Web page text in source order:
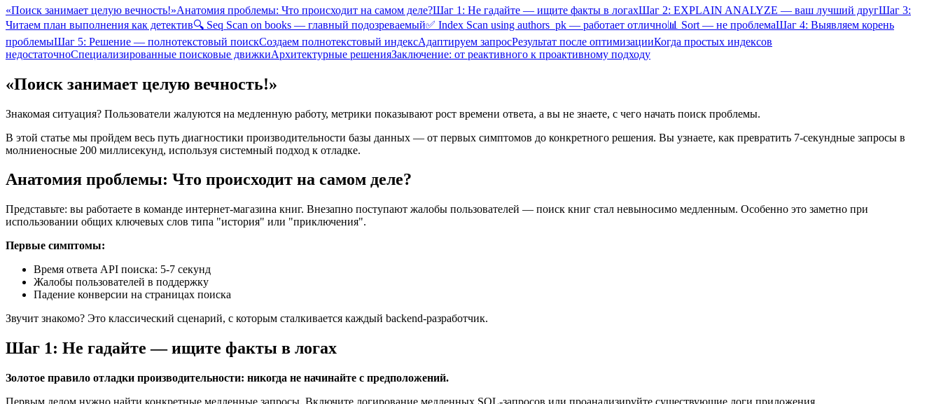
«Поиск занимает целую вечность!»Анатомия проблемы: Что происходит на самом деле?Шаг 1: Не гадайте — ищите факты в логахШаг 2: EXPLAIN ANALYZE — ваш лучший другШаг 3:
Читаем план выполнения как детектив🔍 Seq Scan on books — главный подозреваемый✅ Index Scan using authors_pk — работает отлично📊 Sort — не проблемаШаг 4: Выявляем корень
проблемыШаг 5: Решение — полнотекстовый поискСоздаем полнотекстовый индексАдаптируем запросРезультат после оптимизацииКогда простых индексов
недостаточноСпециализированные поисковые движкиАрхитектурные решенияЗаключение: от реактивного к проактивному подходу
«Поиск занимает целую вечность!»
Знакомая ситуация? Пользователи жалуются на медленную работу, метрики показывают рост времени ответа, а вы не знаете, с чего начать поиск проблемы.
В этой статье мы пройдем весь путь диагностики производительности базы данных — от первых симптомов до конкретного решения. Вы узнаете, как превратить 7-секундные запросы в
молниеносные 200 миллисекунд, используя системный подход к отладке.
Анатомия проблемы: Что происходит на самом деле?
Представьте: вы работаете в команде интернет-магазина книг. Внезапно поступают жалобы пользователей — поиск книг стал невыносимо медленным. Особенно это заметно при
использовании общих ключевых слов типа "история" или "приключения".
Первые симптомы:
Время ответа API поиска: 5-7 секунд
Жалобы пользователей в поддержку
Падение конверсии на страницах поиска
Звучит знакомо? Это классический сценарий, с которым сталкивается каждый backend-разработчик.
Шаг 1: Не гадайте — ищите факты в логах
Золотое правило отладки производительности: никогда не начинайте с предположений.